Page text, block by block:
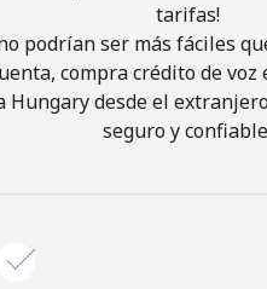
¡Hola!
tarifas!
podrían ser más fáciles
compra crédito de voz
Hungary desde el
seguro y